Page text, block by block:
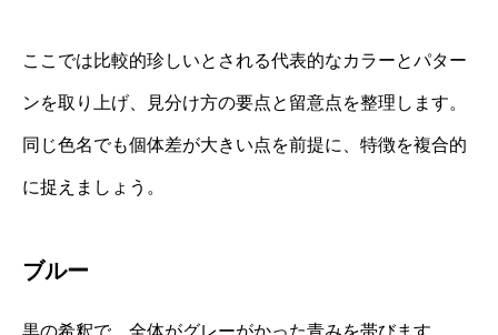
ここでは比較的珍しいとされる代表的なカラーとパター
ンを取り上げ、見分け方の要点と留意点を整理します。
同じ色名でも個体差が大きい点を前提に、特徴を複合的
に捉えましょう。
ブルー